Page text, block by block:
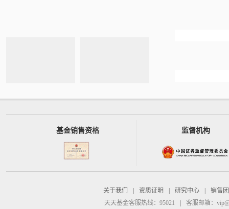
基金销售资格 监督机构
关于我们 资质证明 研究中心
销售
天天基金客服热线：95021
客服邮箱：